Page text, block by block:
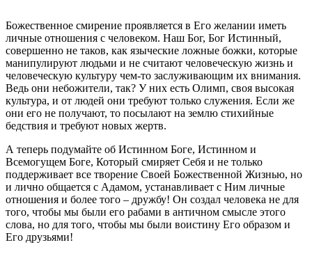
Божественное смирение проявляется в Его желании иметь
личные отношения с человеком. Наш Бог, Бог Истинный,
совершенно не таков, как языческие ложные божки, которые
манипулируют людьми и не считают человеческую жизнь и
человеческую культуру чем-то заслуживающим их внимания.
Ведь они небожители, так? У них есть Олимп, своя высокая
культура, и от людей они требуют только служения. Если же
они его не получают, то посылают на землю стихийные
бедствия и требуют новых жертв.
А теперь подумайте об Истинном Боге, Истинном и
Всемогущем Боге, Который смиряет Себя и не только
поддерживает все творение Своей Божественной Жизнью, но
и лично общается с Адамом, устанавливает с Ним личные
отношения и более того – дружбу! Он создал человека не для
того, чтобы мы были его рабами в античном смысле этого
слова, но для того, чтобы мы были воистину Его образом и
Его друзьями!